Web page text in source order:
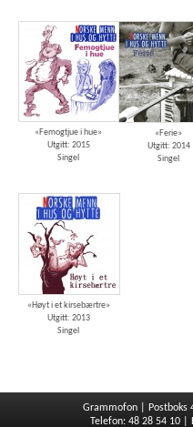
«Femogtjue i hue»
Utgitt: 2015
Singel
«Ferie»
Utgitt: 2014
Singel
«Høyt i et kirsebærtre»
Utgitt: 2013
Singel
Grammofon | Postboks
Telefon: 48 28 54 10 |